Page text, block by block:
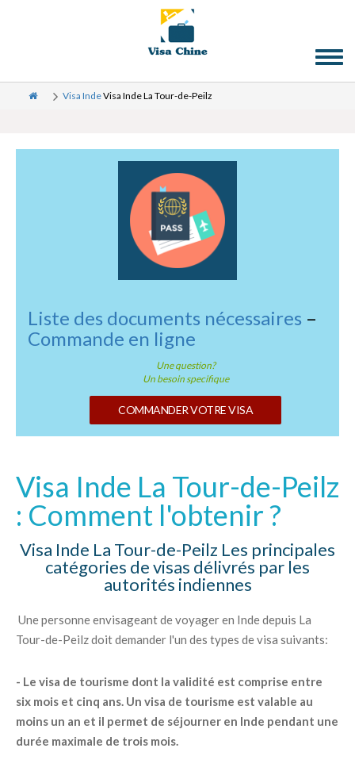
Visa IndeVisa Inde La Tour-de-Peilz
Liste des documents nécessaires –
Commande en ligne
Une question?
Un besoin specifique
COMMANDER VOTRE VISA
Visa Inde La Tour-de-Peilz
: Comment l'obtenir ?
Visa Inde La Tour-de-Peilz Les principales
catégories de visas délivrés par les
autorités indiennes
Une personne envisageant de voyager en Inde depuis La
Tour-de-Peilz doit demander l'un des types de visa suivants:
- Le visa de tourisme dont la validité est comprise entre
six mois et cinq ans. Un visa de tourisme est valable au
moins un an et il permet de séjourner en Inde pendant une
durée maximale de trois mois.